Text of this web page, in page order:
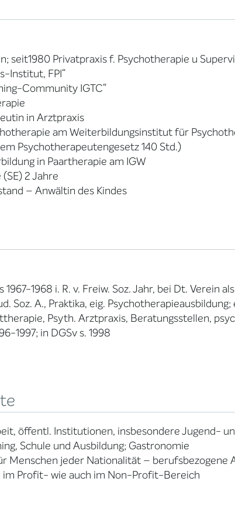
seit1980 Privatpraxis f. Psychotherapie u
Institut, FPI“
Community IGTC“
in Arztpraxis
am Weiterbildungsinstitut für
Psychotherapeutengesetz 140 Std.)
in Paartherapie am IGW
2 Jahre
– Anwältin des Kindes
1968 i. R. v. Freiw. Soz. Jahr, bei Dt. Verein als
Soz. A., Praktika, eig.
Psyth. Arztpraxis, Beratungsstellen,
1997; in DGSv s. 1998
öffentl. Institutionen, insbesondere Jugend-
Schule und Ausbildung; Gastronomie
Menschen jeder Nationalität – berufsbezogene
Profit- wie auch im Non-Profit-Bereich